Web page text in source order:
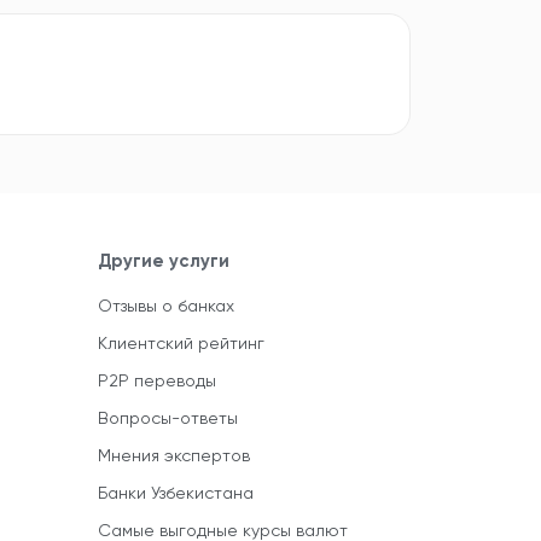
Другие услуги
Отзывы о банках
Клиентский рейтинг
P2P переводы
Вопросы-ответы
Мнения экспертов
Банки Узбекистана
Самые выгодные курсы валют